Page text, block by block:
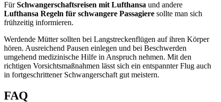
FürSchwangerschaftsreisen mit Lufthansa und andere
Lufthansa Regeln für schwangere Passagiere sollte man sich
frühzeitig informieren.
Werdende Mütter sollten bei Langstreckenflügen auf ihren Körper
hören. Ausreichend Pausen einlegen und bei Beschwerden
umgehend medizinische Hilfe in Anspruch nehmen. Mit den
richtigen Vorsichtsmaßnahmen lässt sich ein entspannter Flug auch
in fortgeschrittener Schwangerschaft gut meistern.
FAQ